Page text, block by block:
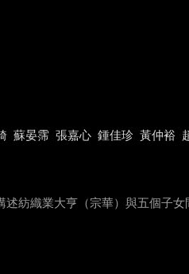
蘇晏霈 張嘉心 鍾佳珍 黃仲裕
紡織業大亨（宗華）與五個子女